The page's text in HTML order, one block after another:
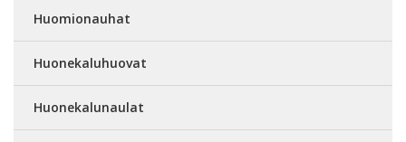
Huomionauhat
Huonekaluhuovat
Huonekalunaulat